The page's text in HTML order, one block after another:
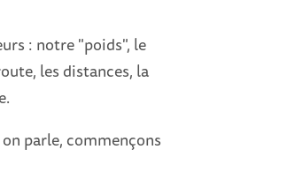
: notre "poids", le
les distances, la
parle, commençons